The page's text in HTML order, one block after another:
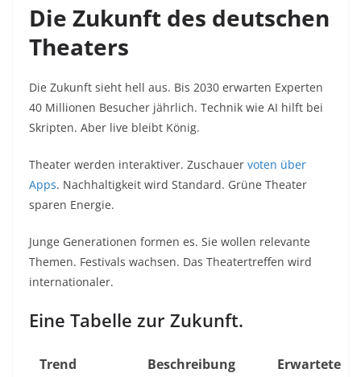
Die Zukunft des deutschen
Theaters
Die Zukunft sieht hell aus. Bis 2030 erwarten Experten
40 Millionen Besucher jährlich. Technik wie AI hilft bei
Skripten. Aber live bleibt König.
Theater werden interaktiver. Zuschauer voten über
Apps. Nachhaltigkeit wird Standard. Grüne Theater
sparen Energie.
Junge Generationen formen es. Sie wollen relevante
Themen. Festivals wachsen. Das Theatertreffen wird
internationaler.
Eine Tabelle zur Zukunft.
Trend Beschreibung
Erwartete